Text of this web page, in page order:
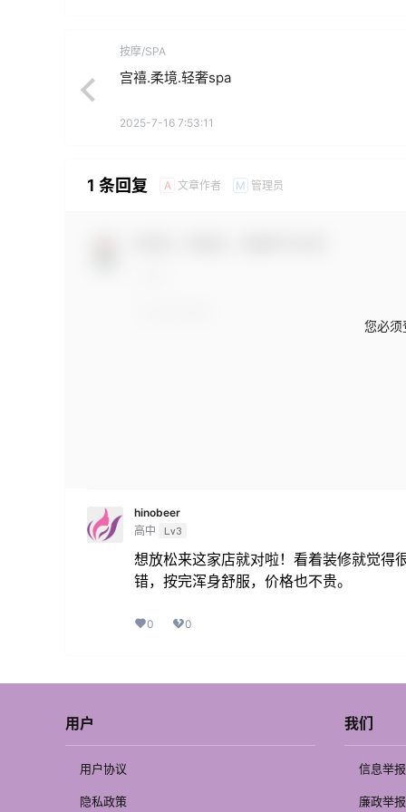
按摩/SPA
宫禧.柔境.轻奢spa
2025-7-16 7:53:11
1 条回复 A 文章作者 M 管理员
您必须
hinobeer
高中
Lv3
想放松来这家店就对啦！看着装修就觉得
错，按完浑身舒服，价格也不贵。
0 0
用户
用户协议
隐私政策
我们
信息举报
廉政举报